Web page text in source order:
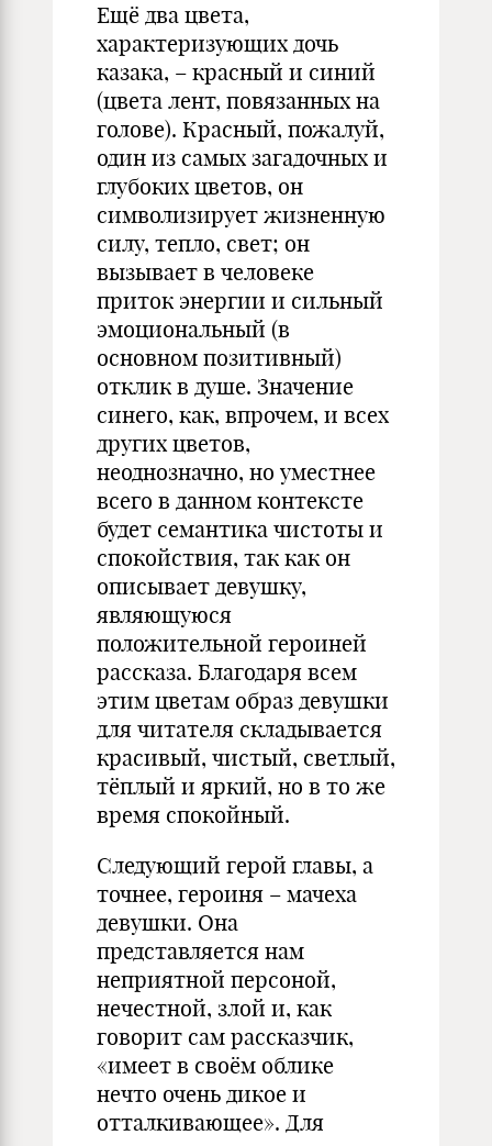
Ещё два цвета,
характеризующих дочь
казака, – красный и синий
(цвета лент, повязанных на
голове). Красный, пожалуй,
один из самых загадочных и
глубоких цветов, он
символизирует жизненную
силу, тепло, свет; он
вызывает в человеке
приток энергии и сильный
эмоциональный (в
основном позитивный)
отклик в душе. Значение
синего, как, впрочем, и всех
других цветов,
неоднозначно, но уместнее
всего в данном контексте
будет семантика чистоты и
спокойствия, так как он
описывает девушку,
являющуюся
положительной героиней
рассказа. Благодаря всем
этим цветам образ девушки
для читателя складывается
красивый, чистый, светлый,
тёплый и яркий, но в то же
время спокойный.
Следующий герой главы, а
точнее, героиня – мачеха
девушки. Она
представляется нам
неприятной персоной,
нечестной, злой и, как
говорит сам рассказчик,
«имеет в своём облике
нечто очень дикое и
отталкивающее». Для